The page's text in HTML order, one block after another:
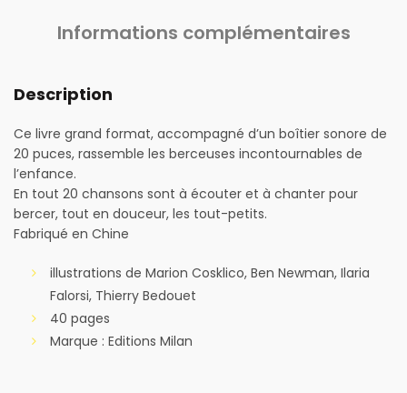
Informations complémentaires
Description
Ce livre grand format, accompagné d’un boîtier sonore de
20 puces, rassemble les berceuses incontournables de
l’enfance.
En tout 20 chansons sont à écouter et à chanter pour
bercer, tout en douceur, les tout-petits.
Fabriqué en Chine
illustrations de Marion Cosklico, Ben Newman, Ilaria
Falorsi, Thierry Bedouet
40 pages
Marque : Editions Milan